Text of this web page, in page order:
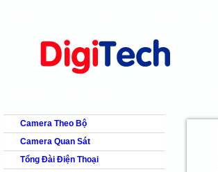
products
Camera Theo Bộ
Camera Quan Sát
Tổng Đài Điện Thoại